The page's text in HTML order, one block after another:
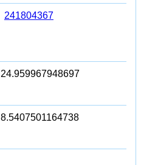
241804367
24.959967948697
8.5407501164738